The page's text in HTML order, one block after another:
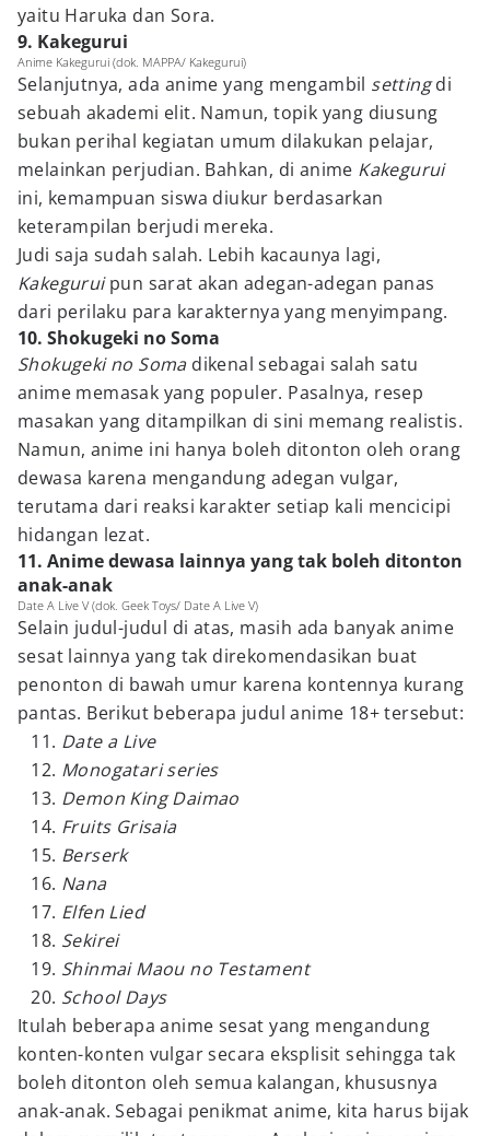
yaitu Haruka dan Sora.
9. Kakegurui
Anime Kakegurui (dok. MAPPA/ Kakegurui)
Selanjutnya, ada anime yang mengambil settingdi
sebuah akademi elit. Namun, topik yang diusung
bukan perihal kegiatan umum dilakukan pelajar,
melainkan perjudian. Bahkan, di anime Kakegurui
ini, kemampuan siswa diukur berdasarkan
keterampilan berjudi mereka.
Judi saja sudah salah. Lebih kacaunya lagi,
Kakeguruipun sarat akan adegan-adegan panas
dari perilaku para karakternya yang menyimpang.
10. Shokugeki no Soma
Shokugeki no Soma dikenal sebagai salah satu
anime memasak yang populer. Pasalnya, resep
masakan yang ditampilkan di sini memang realistis.
Namun, anime ini hanya boleh ditonton oleh orang
dewasa karena mengandung adegan vulgar,
terutama dari reaksi karakter setiap kali mencicipi
hidangan lezat.
11. Anime dewasa lainnya yang tak boleh ditonton
anak-anak
Date A Live V (dok. Geek Toys/ Date A Live V)
Selain judul-judul di atas, masih ada banyak anime
sesat lainnya yang tak direkomendasikan buat
penonton di bawah umur karena kontennya kurang
pantas. Berikut beberapa judul anime 18+ tersebut:
Date a Live
Monogatari series
Demon King Daimao
Fruits Grisaia
Berserk
Nana
Elfen Lied
Sekirei
Shinmai Maou no Testament
School Days
Itulah beberapa anime sesat yang mengandung
konten-konten vulgar secara eksplisit sehingga tak
boleh ditonton oleh semua kalangan, khususnya
anak-anak. Sebagai penikmat anime, kita harus bijak